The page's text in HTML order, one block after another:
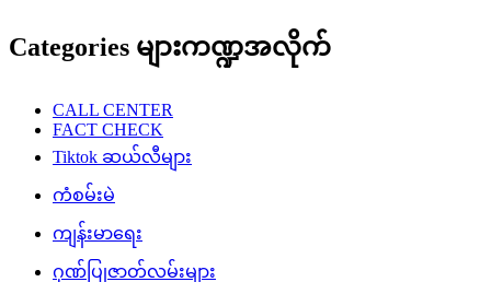
Categories များကဏ္ဍအလိုက်
CALL CENTER
FACT CHECK
Tiktok ဆယ်လီများ
ကံစမ်းမဲ
ကျန်းမာရေး
ဂုဏ်ပြုဇာတ်လမ်းများ